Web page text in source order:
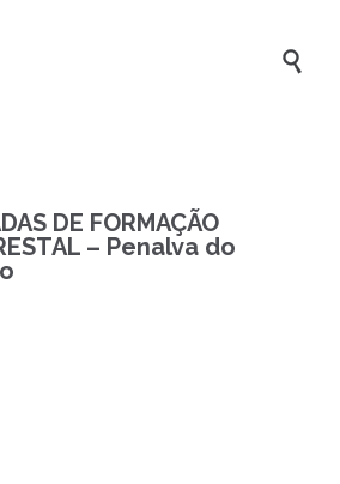

DE FORMAÇÃO
– Penalva do